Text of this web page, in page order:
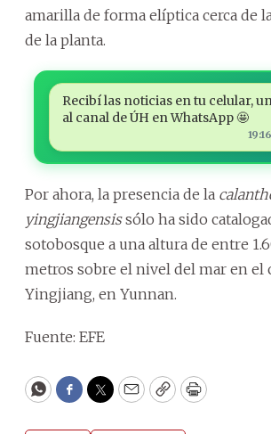
amarilla de forma elíptica cerca de
de la planta.
Recibí las noticias en tu celular,
al canal de ÚH en WhatsApp 🤩
19:16
Por ahora, la presencia de la
yingjiangensissólo ha sido
sotobosque a una altura de entre
metros sobre el nivel del mar en el
Yingjiang, en Yunnan.
Fuente: EFE
WhatsApp
Facebook
Twitter
EmailCopyPrint